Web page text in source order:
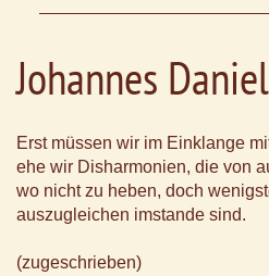
Johannes
Erst müssen wir im Einklange
ehe wir Disharmonien, die von
wo nicht zu heben, doch
auszugleichen imstande sind.
(zugeschrieben)